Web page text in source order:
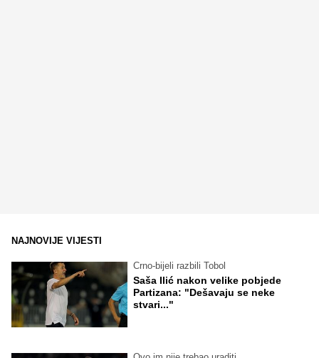
NAJNOVIJE VIJESTI
Crno-bijeli razbili Tobol
Saša Ilić nakon velike pobjede
Partizana: "Dešavaju se neke
stvari..."